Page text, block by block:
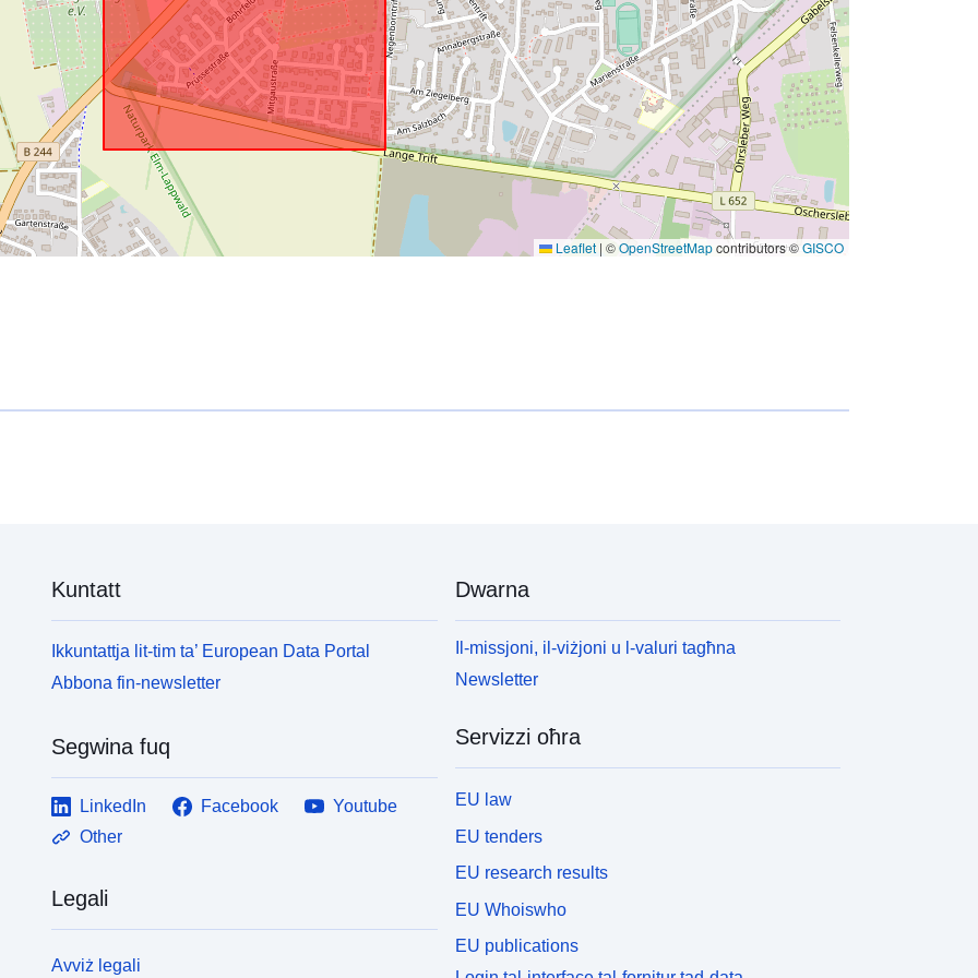
Leaflet | ©OpenStreetMapcontributors ©GISCO
Kuntatt
Ikkuntattja lit-tim ta’ European Data Portal
Abbona fin-newsletter
Segwina fuq
LinkedIn Facebook
Youtube
Other
Legali
Avviż legali
Dwarna
Il-missjoni, il-viżjoni u l-valuri tagħna
Newsletter
Servizzi oħra
EU law
EU tenders
EU research results
EU Whoiswho
EU publications